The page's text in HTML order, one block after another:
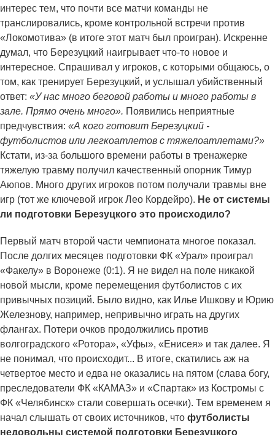
интерес тем, что почти все матчи команды не
транслировались, кроме контрольной встречи против
«Локомотива» (в итоге этот матч был проигран). Искренне
думал, что Березуцкий наигрывает что-то новое и
интересное. Спрашивал у игроков, с которыми общаюсь, о
том, как тренирует Березуцкий, и услышал убийственный
ответ: «У нас много беговой работы и много работы в
зале. Прямо очень много». Появились неприятные
предчувствия: «А кого готовит Березуцкий -
футболистов или легкоатлетов с тяжелоатлетами?»
Кстати, из-за большого времени работы в тренажерке
тяжелую травму получил качественный опорник Тимур
Аюпов. Много других игроков потом получали травмы вне
игр (тот же ключевой игрок Лео Кордейро). Не от системы
ли подготовки Березуцкого это происходило?
Первый матч второй части чемпионата многое показал.
После долгих месяцев подготовки ФК «Урал» проиграл
«Факелу» в Воронеже (0:1). Я не видел на поле никакой
новой мысли, кроме перемещения футболистов с их
привычных позиций. Было видно, как Илье Ишкову и Юрию
Железнову, например, непривычно играть на других
флангах. Потери очков продолжились против
волгоградского «Ротора», «Уфы», «Енисея» и так далее. Я
не понимал, что происходит... В итоге, скатились аж на
четвертое место и едва не оказались на пятом (слава богу,
преследователи ФК «КАМАЗ» и «Спартак» из Костромы с
ФК «Челябинск» стали совершать осечки). Тем временем я
начал слышать от своих источников, что футболисты
недовольны системой подготовки Березуцкого